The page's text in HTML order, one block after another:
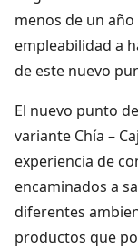
menos de un
empleabilidad a
de este nuevo
El nuevo punto
variante Chía –
experiencia de
encaminados a
diferentes
productos que